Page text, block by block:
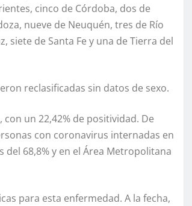
cinco de Córdoba, dos de
nueve de Neuquén, tres de Río
siete de Santa Fe y una de Tierra del
reclasificadas sin datos de sexo.
un 22,42% de positividad. De
con coronavirus internadas en
68,8% y en el Área Metropolitana
para esta enfermedad. A la fecha,